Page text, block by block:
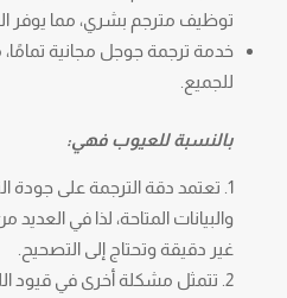
توظيف مترجم بشري، مما يوفر
خدمة ترجمة جوجل مجانية تمامًا،
للجميع.
بالنسبة للعيوب فهي:
تعتمد دقة الترجمة على جودة
والبيانات المتاحة، لذا في
غير دقيقة وتحتاج إلى التصحيح.
تتمثل مشكلة أخرى في قيود